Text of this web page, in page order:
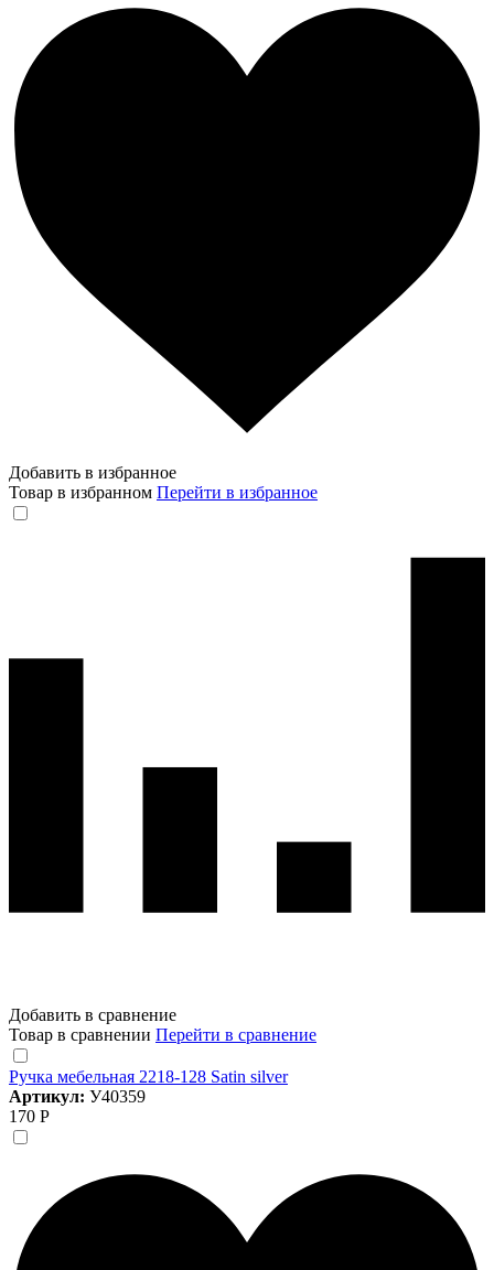
Добавить в избранное
Товар в избранном Перейти в избранное
Добавить в сравнение
Товар в сравнении Перейти в сравнение
Ручка мебельная 2218-128 Satin silver
Артикул: У40359
170 Р